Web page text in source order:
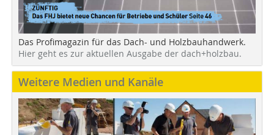
Das Profimagazin für das Dach- und Holzbauhandwerk.
Hier geht es zur aktuellen Ausgabe der dach+holzbau.
Weitere Medien und Kanäle